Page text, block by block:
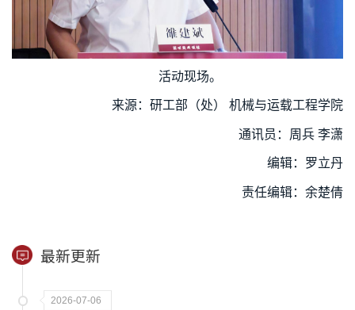
活动现场。
来源：研工部（处） 机械与运载工程学院
通讯员：周兵 李潇
编辑：罗立丹
责任编辑：余楚倩
最新更新
2026-07-06